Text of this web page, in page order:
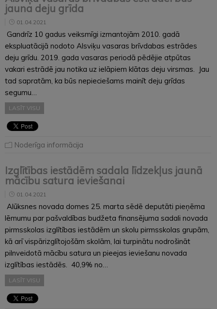
jauna deju grīda
01.04.2021
Gandrīz 10 gadus veiksmīgi izmantojām 2010. gadā
ekspluatācijā nodoto Alsviķu vasaras brīvdabas estrādes
deju grīdu. 2019. gada vasaras periodā pēdējie atpūtas
vakari estrādē jau notika uz ielāpiem klātas deju virsmas. Jau
tad sapratām, ka būs nepieciešams mainīt deju grīdas
segumu…
LASĪT VISU
Noderīga informācija
Izglītības iestādēm sadala līdzekļus jaunā
mācību satura ieviešanai
01.04.2021
Alūksnes novada domes 25. marta sēdē deputāti pieņēma
lēmumu par pašvaldības budžeta finansējuma sadali novada
pirmsskolas izglītības iestādēm un skolu pirmsskolas grupām,
kā arī vispārizglītojošām skolām, lai turpinātu nodrošināt
pilnveidotā mācību satura un pieejas ieviešanu novada
izglītības iestādēs. 40,9% no…
LASĪT VISU